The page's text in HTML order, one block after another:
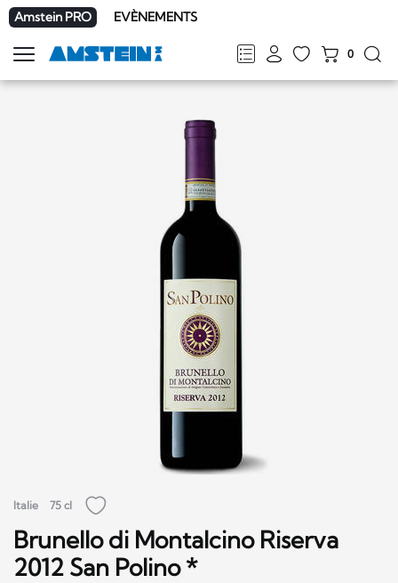
Amstein PRO EVÈNEMENTS
FRDEENIT
0
Afficher
la
Italie 75 cl
Brunello di Montalcino Riserva
2012 San Polino *